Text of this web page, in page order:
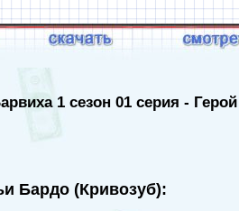
1 сезон 01 серия -
Бардо (Кривозуб):